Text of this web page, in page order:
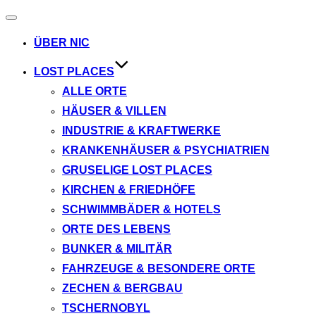
Navigation
ÜBER NIC
LOST PLACES
ALLE ORTE
HÄUSER & VILLEN
INDUSTRIE & KRAFTWERKE
KRANKENHÄUSER & PSYCHIATRIEN
GRUSELIGE LOST PLACES
KIRCHEN & FRIEDHÖFE
SCHWIMMBÄDER & HOTELS
ORTE DES LEBENS
BUNKER & MILITÄR
FAHRZEUGE & BESONDERE ORTE
ZECHEN & BERGBAU
TSCHERNOBYL